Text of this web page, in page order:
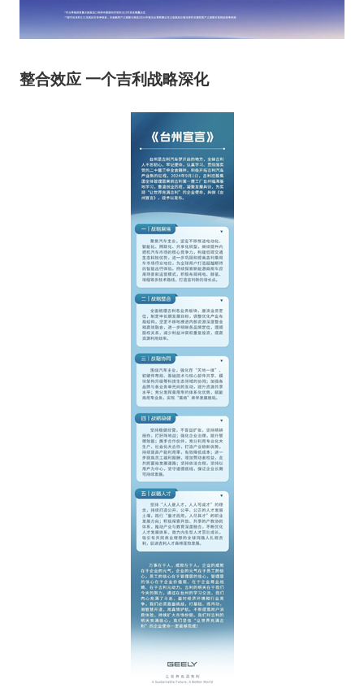
整合效应 一个吉利战略深化